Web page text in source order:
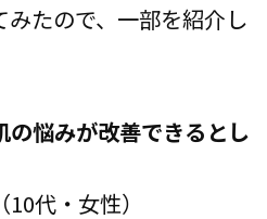
たので、一部を紹介し
の悩みが改善できるとし
代・女性）